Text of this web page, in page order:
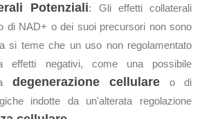
Potenziali: Gli effetti collaterali
di NAD+ o dei suoi precursori non sono
si teme che un uso non regolamentato
effetti negativi, come una possibile
degenerazione cellulare o di
indotte da un'alterata regolazione